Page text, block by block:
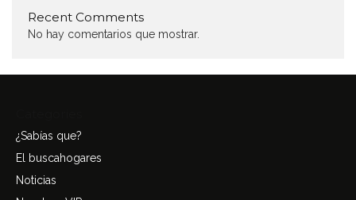
Recent Comments
No hay comentarios que mostrar.
¿Sabías que?
El buscahogares
Noticias